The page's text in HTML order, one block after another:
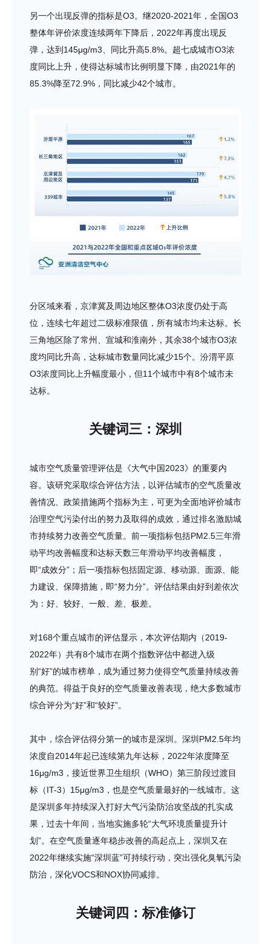
另一个出现反弹的指标是O3。继2020-2021年，全国O3
整体年评价浓度连续两年下降后，2022年再度出现反
弹，达到145μg/m3、同比升高5.8%。超七成城市O3浓
度同比上升，使得达标城市比例明显下降，由2021年的
85.3%降至72.9%，同比减少42个城市。
分区域来看，京津冀及周边地区整体O3浓度仍处于高
位，连续七年超过二级标准限值，所有城市均未达标。长
三角地区除了常州、宣城和淮南外，其余38个城市O3浓
度均同比升高，达标城市数量同比减少15个。汾渭平原
O3浓度同比上升幅度最小，但11个城市中有8个城市未
达标。
关键词三：深圳
城市空气质量管理评估是《大气中国2023》的重要内
容。该研究采取综合评估方法，以评估城市的空气质量改
善情况、政策措施两个指标为主，可更为全面地评价城市
治理空气污染付出的努力及取得的成效，通过排名激励城
市持续努力改善空气质量。前一项指标包括PM2.5三年滑
动平均改善幅度和达标天数三年滑动平均改善幅度，
即“成效分”；后一项指标包括固定源、移动源、面源、能
力建设、保障措施，即“努力分”。评估结果由好到差依次
为：好、较好、一般、差、极差。
对168个重点城市的评估显示，本次评估期内（2019-
2022年）共有8个城市在两个指数评估中都进入级
别“好”的城市榜单，成为通过努力使得空气质量持续改善
的典范。得益于良好的空气质量改善表现，绝大多数城市
综合评分为“好”和“较好”。
其中，综合评估得分第一的城市是深圳。深圳PM2.5年均
浓度自2014年起已连续第九年达标，2022年浓度降至
16μg/m3，接近世界卫生组织（WHO）第三阶段过渡目
标（IT-3）15μg/m3，也是空气质量最好的一线城市。这
是深圳多年持续深入打好大气污染防治攻坚战的扎实成
果，过去十年间，当地实施多轮“大气环境质量提升计
划”。在空气质量逐年稳步改善的高起点上，深圳又在
2022年继续实施“深圳蓝”可持续行动，突出强化臭氧污染
防治，深化VOCS和NOX协同减排。
关键词四：标准修订